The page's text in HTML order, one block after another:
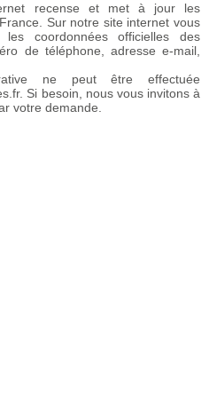
recense et met à jour les
Sur notre site internet vous
les coordonnées officielles des
de téléphone, adresse e-mail,
ne peut être effectuée
Si besoin, nous vous invitons à
votre demande.